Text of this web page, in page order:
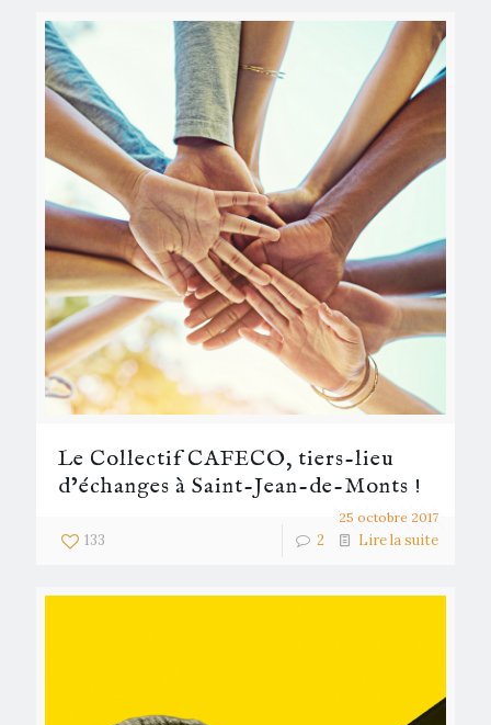
25 octobre 2017
Le Collectif CAFECO, tiers-lieu
d’échanges à Saint-Jean-de-Monts !
133 2 Lire la suite